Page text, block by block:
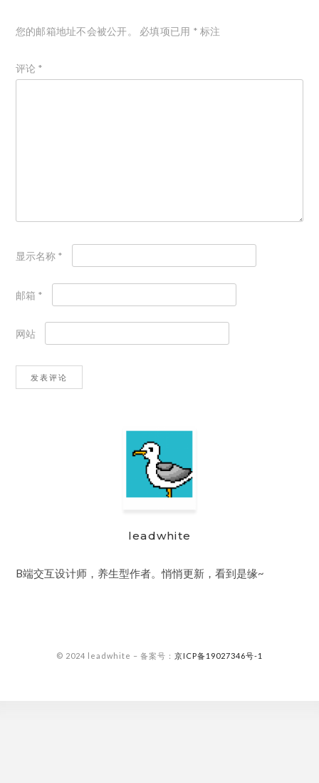
您的邮箱地址不会被公开。 必填项已用 * 标注
评论 *
显示名称 *
邮箱 *
网站
leadwhite
B端交互设计师，养生型作者。悄悄更新，看到是缘~
© 2024 leadwhite – 备案号： 京ICP备19027346号-1